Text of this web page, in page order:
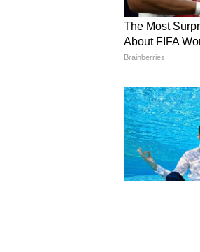
যাবে।
কাজের জন্য
বৃশ্চিক– আজ
কথা ভাবতে
কর্মক্ষেত্রে
সতর্ক থাকুন।
ধনু- আজ দীর্ঘ